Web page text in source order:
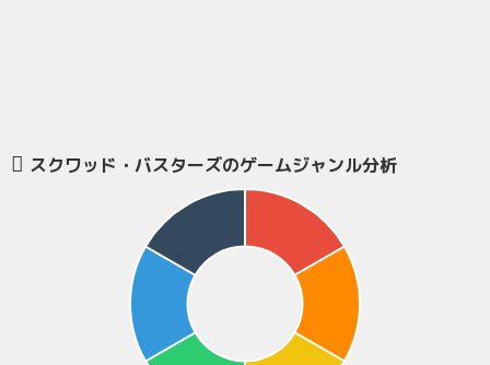
スクワッド・バスターズのゲームジャンル分析